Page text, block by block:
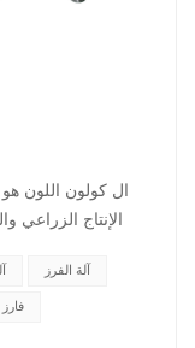
الإنتاج الزراعي
ويحسن جودة
آلة الفرز